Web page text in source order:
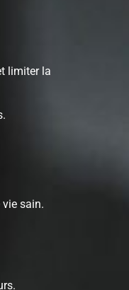
limiter la
vie sain.